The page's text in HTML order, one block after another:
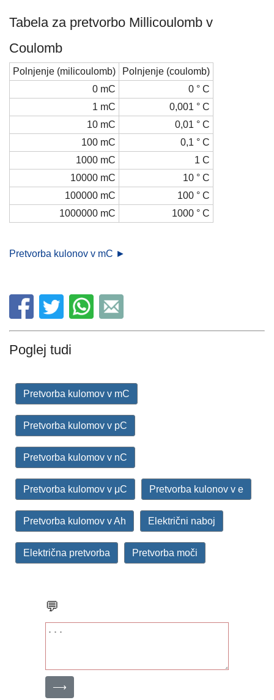
Tabela za pretvorbo Millicoulomb v
Coulomb
Polnjenje (milicoulomb)
Polnjenje (coulomb)
0 mC
0 ° C
1 mC
0,001 ° C
10 mC
0,01 ° C
100 mC
0,1 ° C
1000 mC
1 C
10000 mC
10 ° C
100000 mC
100 ° C
1000000 mC
1000 ° C
Pretvorba kulonov v mC ►
Poglej tudi
Pretvorba kulomov v mC
Pretvorba kulomov v pC
Pretvorba kulomov v nC
Pretvorba kulomov v μC Pretvorba kulonov v e
Pretvorba kulomov v Ah Električni naboj
Električna pretvorba Pretvorba moči
💬
⟶